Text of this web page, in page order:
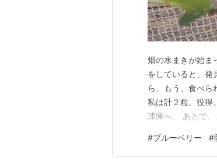
畑の水まきが始ま
をしていると、
ら、もう、食べら
私は計２粒。役得
凍庫へ。 あとで
６日に、キュウリ
（発芽率１００
#ブルーベリー #